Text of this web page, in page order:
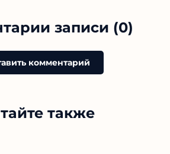
записи (0)
комментарий
также